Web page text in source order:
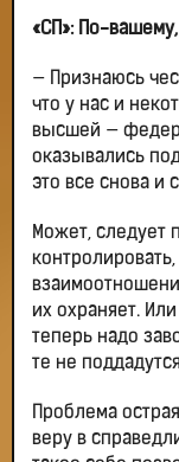
«СП»: По-
— Признаюсь
что у нас и
высшей —
оказывались
это все снова и
Может, следует
их охраняет.
теперь надо
те не
Проблема
веру в